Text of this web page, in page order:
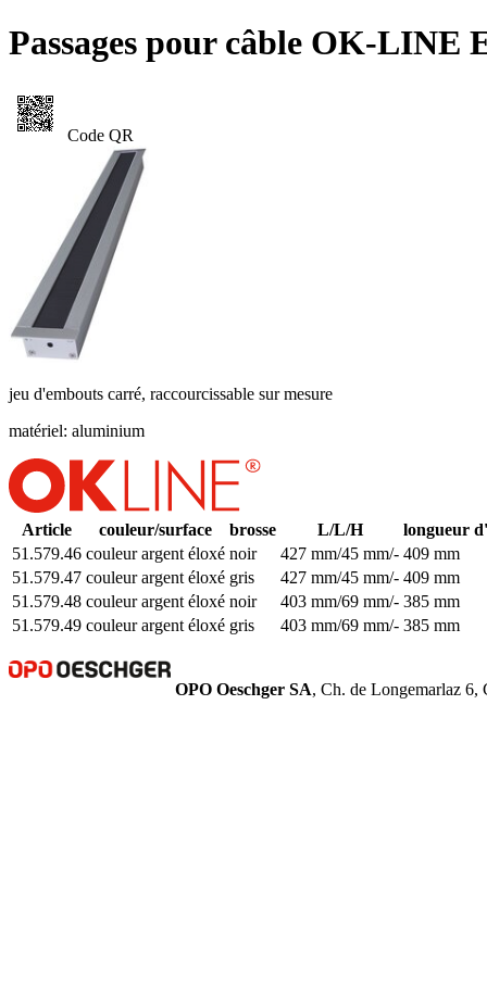
Passages pour câble OK-LINE
Code QR
jeu d'embouts carré, raccourcissable sur mesure
matériel: aluminium
Article couleur/surface brosse L/L/H
longueur
51.579.46 couleur argent éloxé noir 427 mm/45 mm/- 409 mm
51.579.47 couleur argent éloxé gris 427 mm/45 mm/- 409 mm
51.579.48 couleur argent éloxé noir 403 mm/69 mm/- 385 mm
51.579.49 couleur argent éloxé gris 403 mm/69 mm/- 385 mm
OPO Oeschger SA, Ch. de Longemarlaz 6,